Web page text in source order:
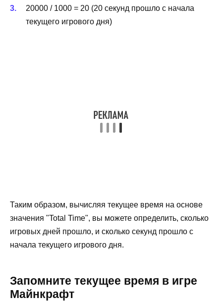
20000 / 1000 = 20 (20 секунд прошло с начала
текущего игрового дня)
Таким образом, вычисляя текущее время на основе
значения "Total Time", вы можете определить, сколько
игровых дней прошло, и сколько секунд прошло с
начала текущего игрового дня.
Запомните текущее время в игре
Майнкрафт